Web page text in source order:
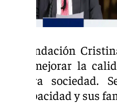
La Fundación
para mejorar la
nuestra sociedad.
discapacidad y sus